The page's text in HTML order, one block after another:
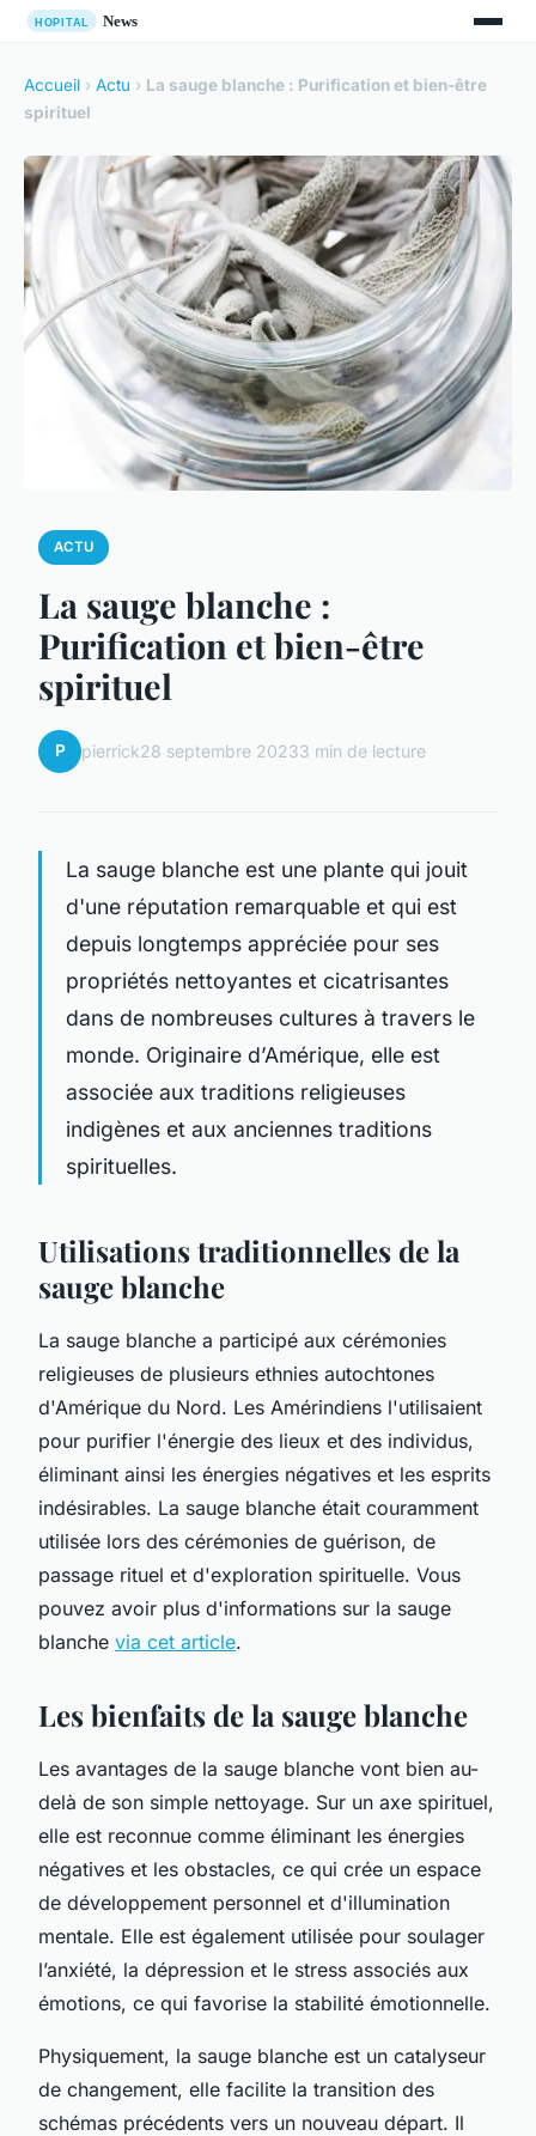
Accueil › Actu › La sauge blanche : Purification et bien-être
spirituel
ACTU
La sauge blanche :
Purification et bien-être
spirituel
P pierrick28 septembre 20233 min de lecture
La sauge blanche est une plante qui jouit
d'une réputation remarquable et qui est
depuis longtemps appréciée pour ses
propriétés nettoyantes et cicatrisantes
dans de nombreuses cultures à travers le
monde. Originaire d’Amérique, elle est
associée aux traditions religieuses
indigènes et aux anciennes traditions
spirituelles.
Utilisations traditionnelles de la
sauge blanche
La sauge blanche a participé aux cérémonies
religieuses de plusieurs ethnies autochtones
d'Amérique du Nord. Les Amérindiens l'utilisaient
pour purifier l'énergie des lieux et des individus,
éliminant ainsi les énergies négatives et les esprits
indésirables. La sauge blanche était couramment
utilisée lors des cérémonies de guérison, de
passage rituel et d'exploration spirituelle. Vous
pouvez avoir plus d'informations sur la sauge
blanche via cet article.
Les bienfaits de la sauge blanche
Les avantages de la sauge blanche vont bien au-
delà de son simple nettoyage. Sur un axe spirituel,
elle est reconnue comme éliminant les énergies
négatives et les obstacles, ce qui crée un espace
de développement personnel et d'illumination
mentale. Elle est également utilisée pour soulager
l’anxiété, la dépression et le stress associés aux
émotions, ce qui favorise la stabilité émotionnelle.
Physiquement, la sauge blanche est un catalyseur
de changement, elle facilite la transition des
schémas précédents vers un nouveau départ. Il